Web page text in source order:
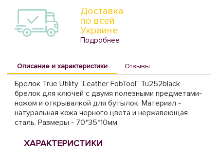
Доставка
по всей
Украине
Подробнее
Описание и характеристики Отзывы
Брелок True Utility "Leather FobTool" Tu252black-
брелок для ключей с двумя полезными предметами-
ножом и открывалкой для бутылок. Материал -
натуральная кожа черного цвета и нержавеющая
сталь. Размеры - 70*35*10мм.
ХАРАКТЕРИСТИКИ